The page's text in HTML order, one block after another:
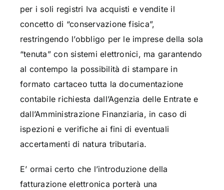
per i soli registri Iva acquisti e vendite il
concetto di “conservazione fisica”,
restringendo l’obbligo per le imprese della sola
“tenuta” con sistemi elettronici, ma garantendo
al contempo la possibilità di stampare in
formato cartaceo tutta la documentazione
contabile richiesta dall’Agenzia delle Entrate e
dall’Amministrazione Finanziaria, in caso di
ispezioni e verifiche ai fini di eventuali
accertamenti di natura tributaria.
E’ ormai certo che l’introduzione della
fatturazione elettronica porterà una